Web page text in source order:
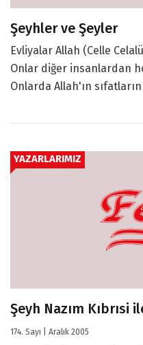
Şeyhler ve Şeyler
Evliyalar Allah (Celle
Onlar diğer insanlardan
Onlarda Allah'ın
YAZARLARIMIZ
Şeyh Nazım Kıbrısi
174. Sayı | Aralık 2005